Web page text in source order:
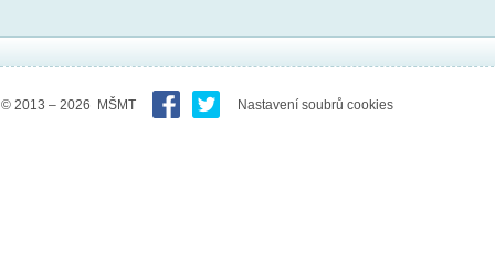
© 2013 – 2026 MŠMT Nastavení soubrů cookies